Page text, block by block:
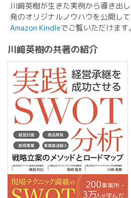
川﨑英樹が生きた実例から導き出
発のオリジナルノウハウを公開して
Amazon Kindleでご覧いただけます。
川﨑英樹の共著の紹介